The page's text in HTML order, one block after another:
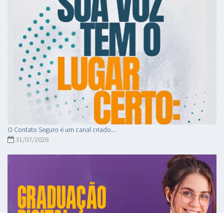
O Contato Seguro é um canal criado...
31/07/2026